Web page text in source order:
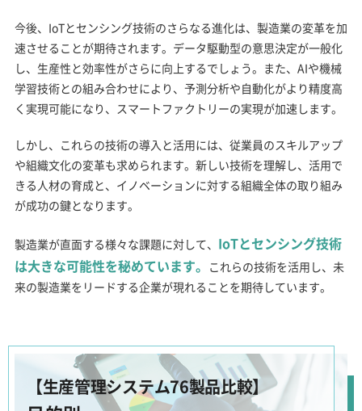
今後、IoTとセンシング技術のさらなる進化は、製造業の変革を加
速させることが期待されます。データ駆動型の意思決定が一般化
し、生産性と効率性がさらに向上するでしょう。また、AIや機械
学習技術との組み合わせにより、予測分析や自動化がより精度高
く実現可能になり、スマートファクトリーの実現が加速します。
しかし、これらの技術の導入と活用には、従業員のスキルアップ
や組織文化の変革も求められます。新しい技術を理解し、活用で
きる人材の育成と、イノベーションに対する組織全体の取り組み
が成功の鍵となります。
製造業が直面する様々な課題に対して、 IoTとセンシング技術
は大きな可能性を秘めています。 これらの技術を活用し、未
来の製造業をリードする企業が現れることを期待しています。
【生産管理システム76製品比較】